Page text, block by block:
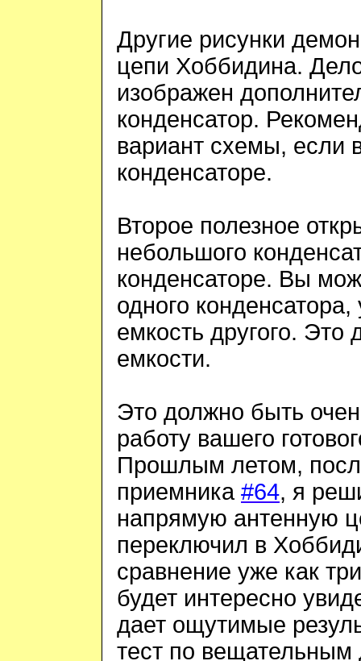
Другие рисунки
цепи Хоббидина.
изображен
конденсатор.
вариант схемы, если
конденсаторе.
Второе полезное
небольшого
конденсаторе. Вы
одного
емкость другого.
емкости.
Это должно быть
работу вашего
Прошлым летом,
приемника #64, я
напрямую антенную
переключил в
сравнение уже как
будет интересно
дает ощутимые
тест по вещательным